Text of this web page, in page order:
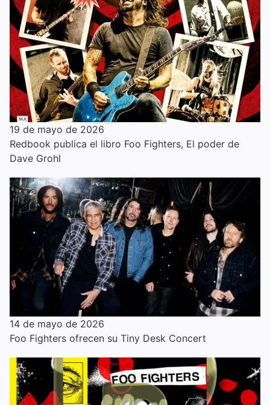
19 de mayo de 2026
Redbook publica el libro Foo Fighters, El poder de
Dave Grohl
14 de mayo de 2026
Foo Fighters ofrecen su Tiny Desk Concert